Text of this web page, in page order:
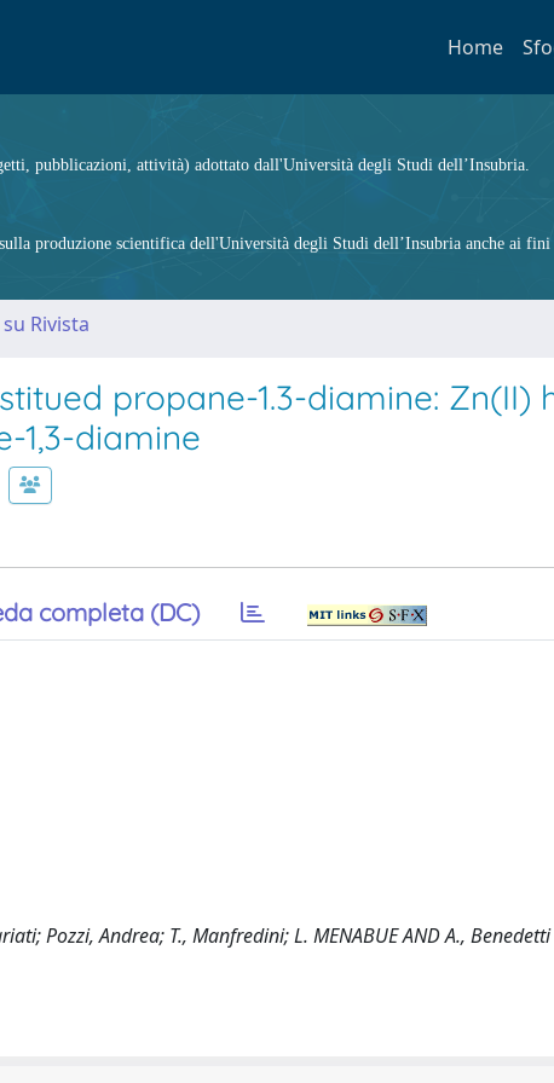
Home
pubblicazioni, attività) adottato dall'Università degli Studi dell’Insubria.
produzione scientifica dell'Università degli Studi dell’Insubria anche ai
Rivista
propane-1.3-diamine: Zn(II)
1,3-diamine
completa (DC)
Pozzi, Andrea; T., Manfredini; L. MENABUE AND A., Benedetti